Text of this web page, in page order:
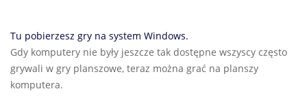
Tu pobierzesz gry na system Windows.
Gdy komputery nie były jeszcze tak dostępne wszyscy często
grywali w gry planszowe, teraz można grać na planszy
komputera.